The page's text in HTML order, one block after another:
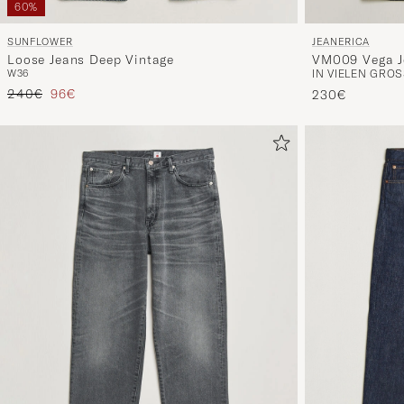
60%
SUNFLOWER
Loose Jeans Deep Vintage
W36
Regulärer Preis
240€ Reduzierter Preis
96€
JEANERICA
VM009 Vega
IN VIELEN
230€